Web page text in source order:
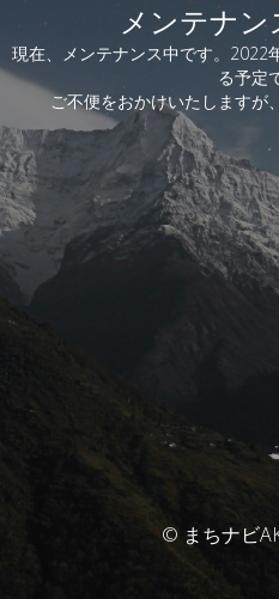
メンテナン
現在、メンテナンス中です。2022
る予定
ご不便をおかけいたしますが
© まちナビ